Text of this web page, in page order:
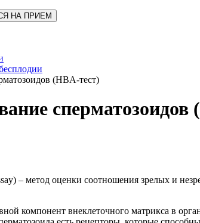
НА ПРИЕМ
(HBA-тест)
сперматозоидов
– метод оценки соотношения зрелых и
компонент внеклеточного матрикса в